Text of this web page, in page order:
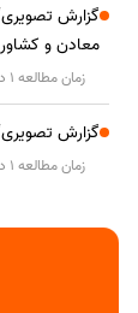
گزارش تصویری/
معادن و
زمان مطالعه 1 دقیقه
گزارش
زمان مطالعه 1 دقیقه